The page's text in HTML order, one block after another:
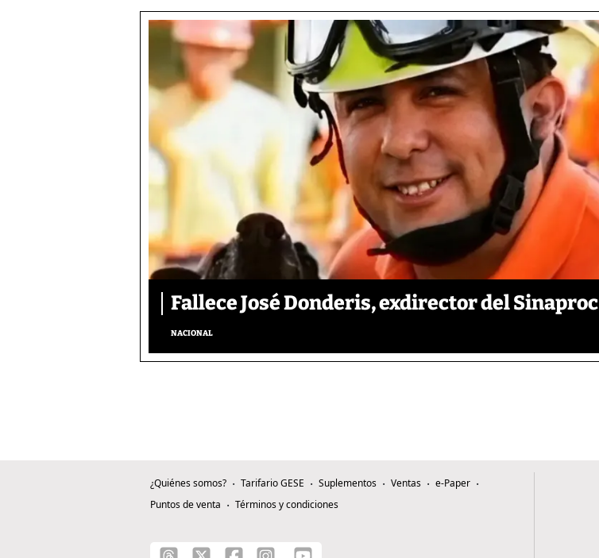
Fallece José Donderis, exdirector del Sinaproc
NACIONAL
¿Quiénes somos? Tarifario GESE Suplementos Ventas
e-Paper
Puntos de venta
Términos y condiciones